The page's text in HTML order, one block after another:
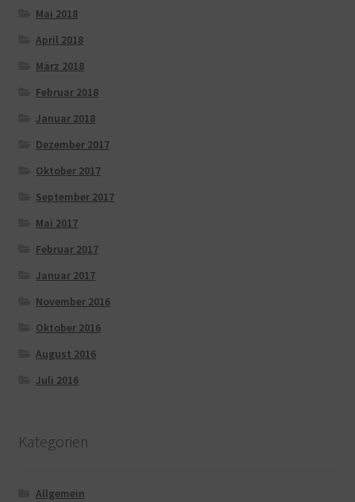
Mai 2018
April 2018
März 2018
Februar 2018
Januar 2018
Dezember 2017
Oktober 2017
September 2017
Mai 2017
Februar 2017
Januar 2017
November 2016
Oktober 2016
August 2016
Juli 2016
Kategorien
Allgemein